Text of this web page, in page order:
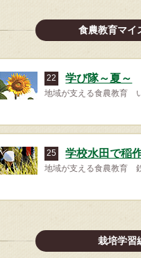
食農教育マイ
22 学び隊～夏～
地域が支える食農教育
25 学校水田で稲
地域が支える食農教育
栽培学習